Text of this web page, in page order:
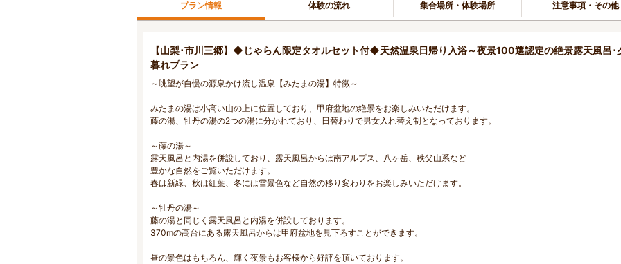
プラン情報 体験の流れ 集合場所・体験場所 注意事項・その他
【山梨･市川三郷】◆じゃらん限定タオルセット付◆天然温泉日帰り入浴～夜景100選認定の絶景露天風呂･
暮れプラン
～眺望が自慢の源泉かけ流し温泉【みたまの湯】特徴～
みたまの湯は小高い山の上に位置しており、甲府盆地の絶景をお楽しみいただけます。
藤の湯、牡丹の湯の2つの湯に分かれており、日替わりで男女入れ替え制となっております。
～藤の湯～
露天風呂と内湯を併設しており、露天風呂からは南アルプス、八ヶ岳、秩父山系など
豊かな自然をご覧いただけます。
春は新緑、秋は紅葉、冬には雪景色など自然の移り変わりをお楽しみいただけます。
～牡丹の湯～
藤の湯と同じく露天風呂と内湯を併設しております。
370mの高台にある露天風呂からは甲府盆地を見下ろすことができます。
昼の景色はもちろん、輝く夜景もお客様から好評を頂いております。